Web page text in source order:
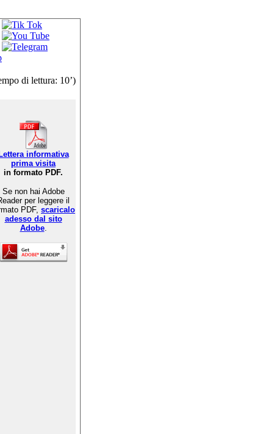
di lettura: 10’)
Lettera informativa
prima visita
in formato PDF.
Se non hai Adobe
per leggere il
PDF, scaricalo
adesso dal sito
Adobe.